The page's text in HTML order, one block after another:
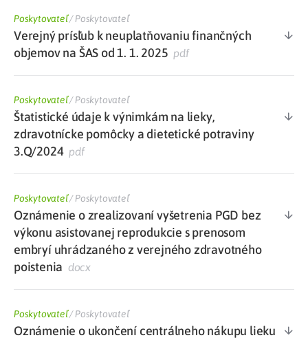
Poskytovateľ/Poskytovateľ
Verejný prísľub k neuplatňovaniu finančných
objemov na ŠAS od 1. 1. 2025 pdf
Poskytovateľ/Poskytovateľ
Štatistické údaje k výnimkám na lieky,
zdravotnícke pomôcky a dietetické potraviny
3.Q/2024pdf
Poskytovateľ/Poskytovateľ
Oznámenie o zrealizovaní vyšetrenia PGD bez
výkonu asistovanej reprodukcie s prenosom
embryí uhrádzaného z verejného zdravotného
poistenia docx
Poskytovateľ/Poskytovateľ
Oznámenie o ukončení centrálneho nákupu lieku